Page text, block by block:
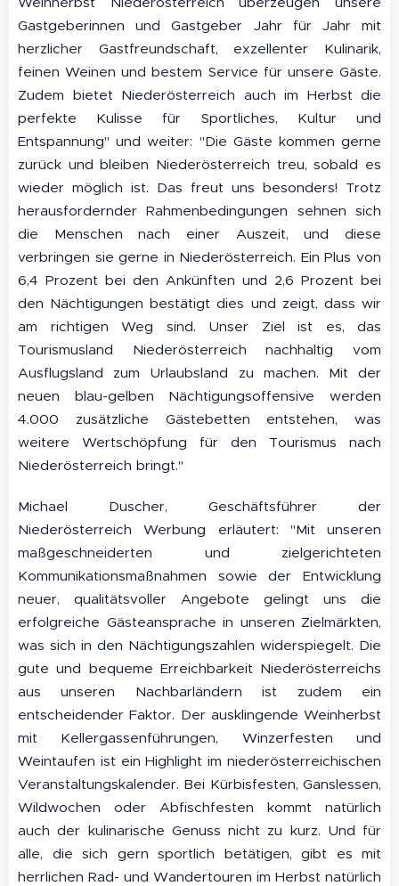
Gastgeberinnen und Gastgeber Jahr für Jahr mit
herzlicher Gastfreundschaft, exzellenter Kulinarik,
feinen Weinen und bestem Service für unsere Gäste.
Zudem bietet Niederösterreich auch im Herbst die
perfekte Kulisse für Sportliches, Kultur und
Entspannung" und weiter: "Die Gäste kommen gerne
zurück und bleiben Niederösterreich treu, sobald es
wieder möglich ist. Das freut uns besonders! Trotz
herausfordernder Rahmenbedingungen sehnen sich
die Menschen nach einer Auszeit, und diese
verbringen sie gerne in Niederösterreich. Ein Plus von
6,4 Prozent bei den Ankünften und 2,6 Prozent bei
den Nächtigungen bestätigt dies und zeigt, dass wir
am richtigen Weg sind. Unser Ziel ist es, das
Tourismusland Niederösterreich nachhaltig vom
Ausflugsland zum Urlaubsland zu machen. Mit der
neuen blau-gelben Nächtigungsoffensive werden
4.000 zusätzliche Gästebetten entstehen, was
weitere Wertschöpfung für den Tourismus nach
Niederösterreich bringt."
Michael Duscher, Geschäftsführer der
Niederösterreich Werbung erläutert: "Mit unseren
maßgeschneiderten und zielgerichteten
Kommunikationsmaßnahmen sowie der Entwicklung
neuer, qualitätsvoller Angebote gelingt uns die
erfolgreiche Gästeansprache in unseren Zielmärkten,
was sich in den Nächtigungszahlen widerspiegelt. Die
gute und bequeme Erreichbarkeit Niederösterreichs
aus unseren Nachbarländern ist zudem ein
entscheidender Faktor. Der ausklingende Weinherbst
mit Kellergassenführungen, Winzerfesten und
Weintaufen ist ein Highlight im niederösterreichischen
Veranstaltungskalender. Bei Kürbisfesten, Ganslessen,
Wildwochen oder Abfischfesten kommt natürlich
auch der kulinarische Genuss nicht zu kurz. Und für
alle, die sich gern sportlich betätigen, gibt es mit
herrlichen Rad- und Wandertouren im Herbst natürlich